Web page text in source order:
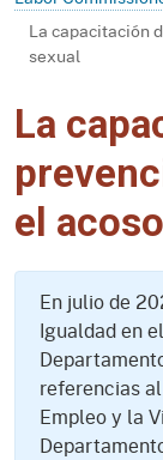
La capacitación
sexual
La
el
En julio de
Igualdad en
referencias
Empleo y la